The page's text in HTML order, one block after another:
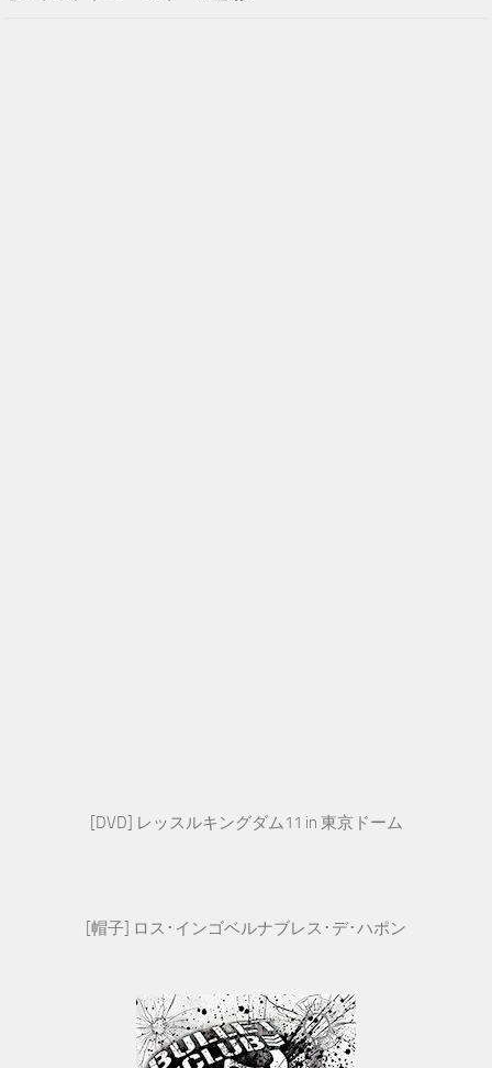
[DVD] レッスルキングダム11 in 東京ドーム
[帽子] ロス･インゴベルナブレス･デ･ハポン